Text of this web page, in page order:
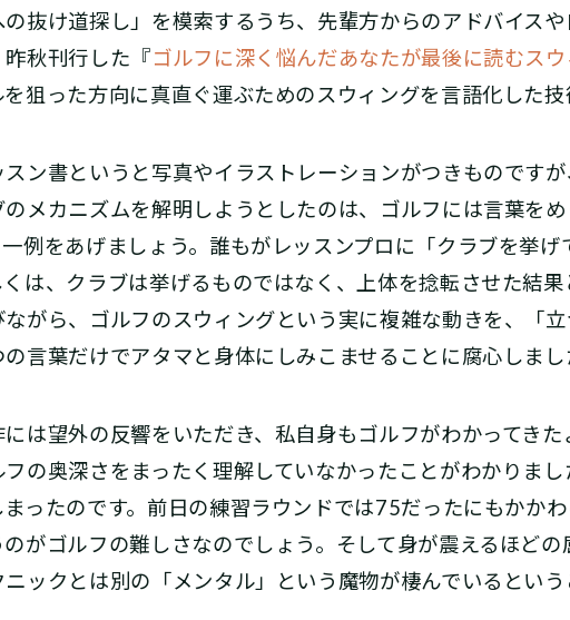
抜け道探し」を模索するうち、先輩方からのアドバイス
秋刊行した『ゴルフに深く悩んだあなたが最後に読むス
狙った方向に真直ぐ運ぶためのスウィングを言語化した技
ン書というと写真やイラストレーションがつきものです
のメカニズムを解明しようとしたのは、ゴルフには言葉を
一例をあげましょう。誰もがレッスンプロに「クラブを挙
は、クラブは挙げるものではなく、上体を捻転させた結
がら、ゴルフのスウィングという実に複雑な動きを、「
言葉だけでアタマと身体にしみこませることに腐心しまし
は望外の反響をいただき、私自身もゴルフがわかってき
の奥深さをまったく理解していなかったことがわかりま
ったのです。前日の練習ラウンドでは75だったにもかか
がゴルフの難しさなのでしょう。そして身が震えるほどの
ックとは別の「メンタル」という魔物が棲んでいるという